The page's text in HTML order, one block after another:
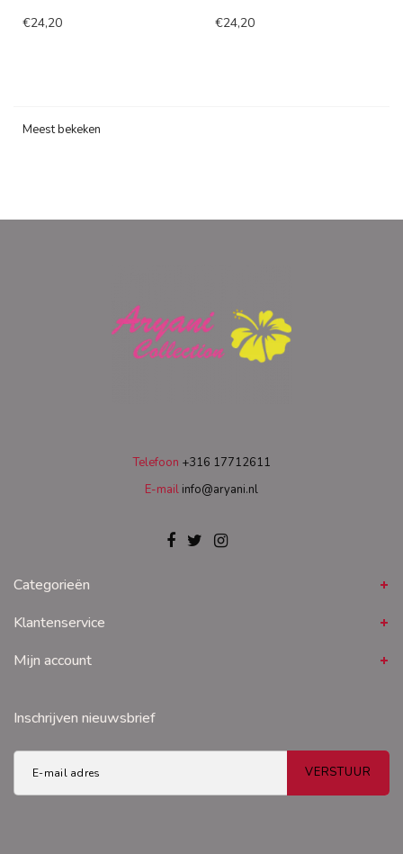
€24,20 €24,20
Meest bekeken
Telefoon +316 17712611
E-mail info@aryani.nl
Categorieën
Klantenservice
Mijn account
Inschrijven nieuwsbrief
VERSTUUR